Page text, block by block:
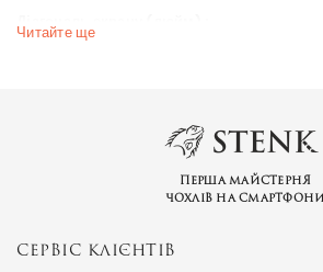
Діагональ екрану (дюйм) :
Ціна на старті продажів :
Бренд та модель
Серія пристрою :
Читайте ще
Перша майстерня
чохлів на смартфони
СЕРВІС КЛІЄНТІВ